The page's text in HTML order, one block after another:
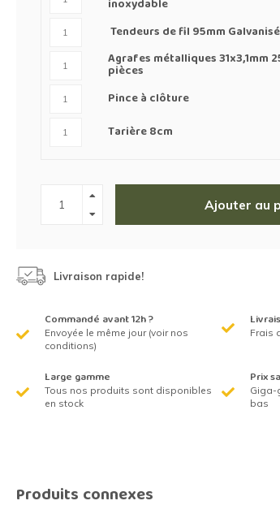
inoxydable
Tendeurs de fil 95mm Galvanisé
Agrafes métalliques 31x3,1mm
pièces
Pince à clôture
Tarière 8cm
Ajouter au
Livraison rapide!
Commandé avant 12h ?
Envoyée le même jour (voir nos
conditions)
Frais
Large gamme
Tous nos produits sont disponibles
en stock
Prix
Giga-
bas
Produits connexes